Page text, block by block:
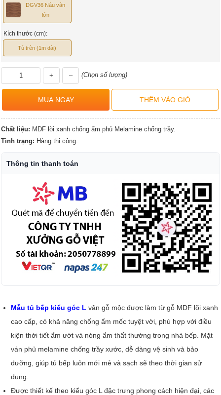
DGV36 Nâu vân
lớn
Kích thước (cm):
Tủ trên (1m dài)
+ – (Chọn số lượng)
Chất liệu: MDF lõi xanh chống ẩm phủ Melamine chống trầy.
Tình trạng: Hàng thi công.
Thông tin thanh toán
Mẫu tủ bếp kiểu góc Lvân gỗ mộc được làm từ gỗ MDF lõi xanh
cao cấp, có khả năng chống ẩm mốc tuyệt vời, phù hợp với điều
kiện thời tiết ẩm ướt và nóng ẩm thất thường trong nhà bếp. Mặt
ván phủ melamine chống trầy xước, dễ dàng vệ sinh và bảo
dưỡng, giúp tủ bếp luôn mới mẻ và sạch sẽ theo thời gian sử
dụng.
Được thiết kế theo kiểu góc L đặc trưng phong cách hiện đại, các